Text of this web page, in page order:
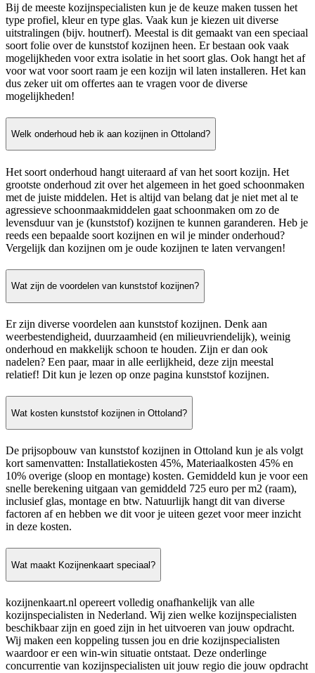
Bij de meeste kozijnspecialisten kun je de keuze maken tussen het
type profiel, kleur en type glas. Vaak kun je kiezen uit diverse
uitstralingen (bijv. houtnerf). Meestal is dit gemaakt van een speciaal
soort folie over de kunststof kozijnen heen. Er bestaan ook vaak
mogelijkheden voor extra isolatie in het soort glas. Ook hangt het af
voor wat voor soort raam je een kozijn wil laten installeren. Het kan
dus zeker uit om offertes aan te vragen voor de diverse
mogelijkheden!
Welk onderhoud heb ik aan kozijnen in Ottoland?
Het soort onderhoud hangt uiteraard af van het soort kozijn. Het
grootste onderhoud zit over het algemeen in het goed schoonmaken
met de juiste middelen. Het is altijd van belang dat je niet met al te
agressieve schoonmaakmiddelen gaat schoonmaken om zo de
levensduur van je (kunststof) kozijnen te kunnen garanderen. Heb je
reeds een bepaalde soort kozijnen en wil je minder onderhoud?
Vergelijk dan kozijnen om je oude kozijnen te laten vervangen!
Wat zijn de voordelen van kunststof kozijnen?
Er zijn diverse voordelen aan kunststof kozijnen. Denk aan
weerbestendigheid, duurzaamheid (en milieuvriendelijk), weinig
onderhoud en makkelijk schoon te houden. Zijn er dan ook
nadelen? Een paar, maar in alle eerlijkheid, deze zijn meestal
relatief! Dit kun je lezen op onze pagina kunststof kozijnen.
Wat kosten kunststof kozijnen in Ottoland?
De prijsopbouw van kunststof kozijnen in Ottoland kun je als volgt
kort samenvatten: Installatiekosten 45%, Materiaalkosten 45% en
10% overige (sloop en montage) kosten. Gemiddeld kun je voor een
snelle berekening uitgaan van gemiddeld 725 euro per m2 (raam),
inclusief glas, montage en btw. Natuurlijk hangt dit van diverse
factoren af en hebben we dit voor je uiteen gezet voor meer inzicht
in deze kosten.
Wat maakt Kozijnenkaart speciaal?
kozijnenkaart.nl opereert volledig onafhankelijk van alle
kozijnspecialisten in Nederland. Wij zien welke kozijnspecialisten
beschikbaar zijn en goed zijn in het uitvoeren van jouw opdracht.
Wij maken een koppeling tussen jou en drie kozijnspecialisten
waardoor er een win-win situatie ontstaat. Deze onderlinge
concurrentie van kozijnspecialisten uit jouw regio die jouw opdracht